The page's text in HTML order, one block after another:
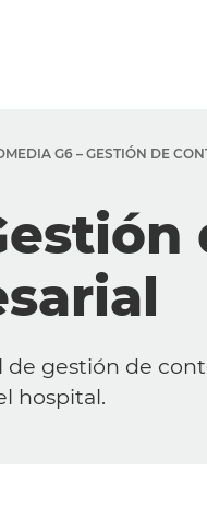
G6 – GESTIÓN DE
gestión de
hospital.